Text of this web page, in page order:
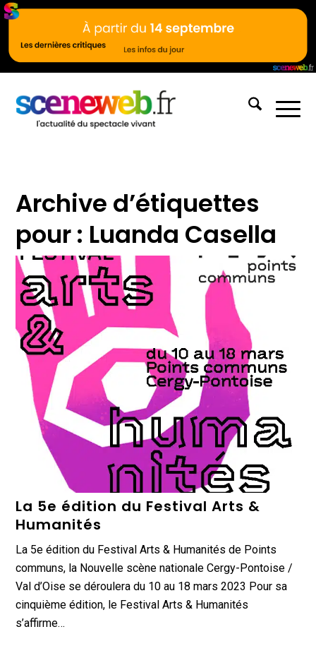
Archive d’étiquettes
pour : Luanda Casella
La 5e édition du Festival Arts &
Humanités
La 5e édition du Festival Arts & Humanités de Points
communs, la Nouvelle scène nationale Cergy-Pontoise /
Val d’Oise se déroulera du 10 au 18 mars 2023 Pour sa
cinquième édition, le Festival Arts & Humanités
s’affirme…